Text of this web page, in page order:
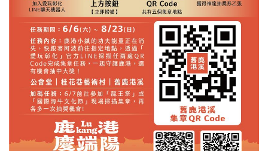
Soundon：https://reurl.cc/lpWW3q